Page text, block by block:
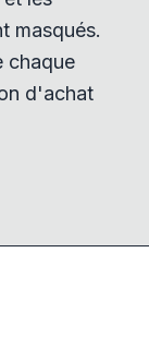
masqués.
chaque
d'achat